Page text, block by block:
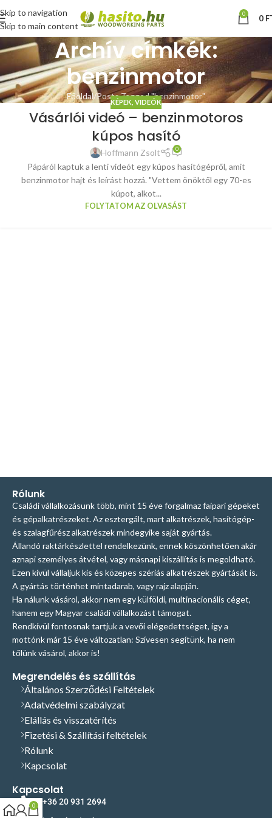
Skip to navigation
Skip to main content
0 0
Archív címkék:
benzinmotor
Főoldal Posts Tagged "benzinmotor"
KÉPEK, VIDEÓK
Vásárlói videó – benzinmotoros
kúpos hasító
Hoffmann Zsolt 0
Pápáról kaptuk a lenti videót egy kúpos hasítógépről, amit
benzinmotor hajt és leírást hozzá. "Vettem önöktől egy 70-es
kúpot, alkot...
FOLYTATOM AZ OLVASÁST
Rólunk
Családi vállalkozásunk több, mint 15 éve forgalmaz faipari gépeket
és gépalkatrészeket. Az esztergált, mart alkatrészek, hasítógép-
és szalagfűrész alkatrészek mindegyike saját gyártás.
Állandó raktárkészlettel rendelkezünk, ennek köszönhetően akár
aznapi személyes átvétel, vagy másnapi kiszállítás is megoldható.
Ezen kívül vállaljuk kis és közepes szériás alkatrészek gyártását is.
A gyártás történhet mintadarab, vagy rajz alapján.
Ha nálunk vásárol, akkor nem egy külföldi, multinacionális céget,
hanem egy Magyar családi vállalkozást támogat.
Rendkívül fontosnak tartjuk a vevői elégedettséget, így a
mottónk már 15 éve változatlan: Szívesen segítünk, ha nem
tőlünk vásárol, akkor is!
Megrendelés és szállítás
Általános Szerződési Feltételek
Adatvédelmi szabályzat
Elállás és visszatérítés
Fizetési & Szállítási feltételek
Rólunk
Kapcsolat
Kapcsolat
+36 20 931 2694
0